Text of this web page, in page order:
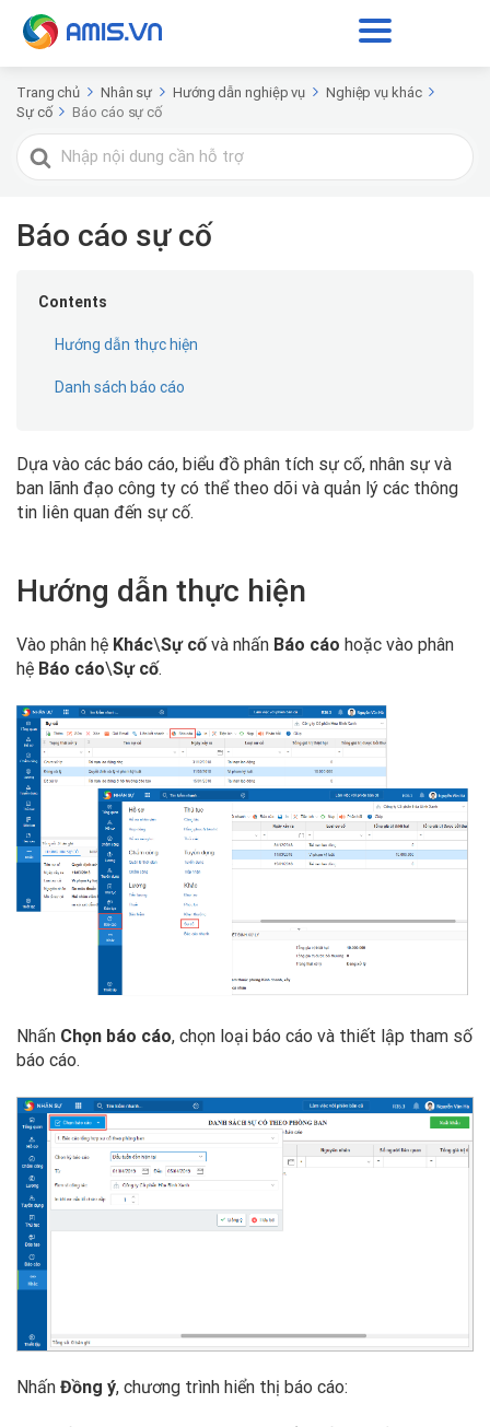
Trang chủ Nhân sự Hướng dẫn nghiệp vụ
Nghiệp vụ khác
Sự cố
Báo cáo sự cố
Tìm
kiếm
Báo cáo sự cố
Contents
Hướng dẫn thực hiện
Danh sách báo cáo
Dựa vào các báo cáo, biểu đồ phân tích sự cố, nhân sự và
ban lãnh đạo công ty có thể theo dõi và quản lý các thông
tin liên quan đến sự cố.
Hướng dẫn thực hiện
Vào phân hệ Khác\Sự cốvà nhấn Báo cáo hoặc vào phân
hệ Báo cáo\Sự cố.
Nhấn Chọn báo cáo, chọn loại báo cáo và thiết lập tham số
báo cáo.
Nhấn Đồng ý, chương trình hiển thị báo cáo: